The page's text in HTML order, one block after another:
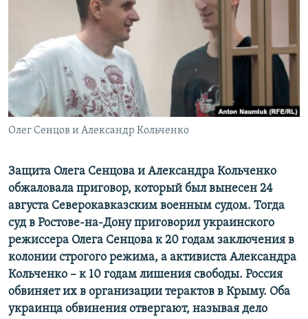
ПРОПАВШИЕ БЕЗ ВЕСТИ
ПОБЕДИТЕЛЕЙ НЕ СУДЯТ?
КРЫМ.НЕПОКОРЕННЫЙ
ELIFBE
УКРАИНСКАЯ ПРОБЛЕМА КРЫМА
ПРИСОЕДИНЯЙТЕСЬ!
Все сайты RFE/RL
Олег Сенцов и Александр Кольченко
Защита Олега Сенцова и Александра Кольченко
обжаловала приговор, который был вынесен 24
августа Северокавказским военным судом. Тогда
суд в Ростове-на-Дону приговорил украинского
режиссера Олега Сенцова к 20 годам заключения в
колонии строгого режима, а активиста Александра
Кольченко – к 10 годам лишения свободы. Россия
обвиняет их в организации терактов в Крыму. Оба
украинца обвинения отвергают, называя дело